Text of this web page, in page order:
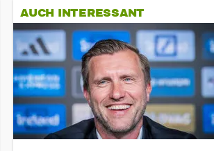
AUCH INTERESSANT